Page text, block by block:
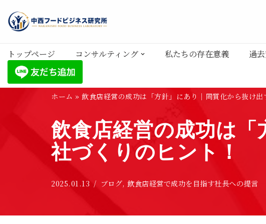
コ
テ
ン
ツ
トップページ コンサルティング 私たちの存在意義 過
ホーム » 飲食店経営の成功は「方針」にあり｜同質化から抜け出
飲食店経営の成功は
社づくりのヒント！
2025.01.13 ブログ, 飲食店経営で成功を目指す社長への提言